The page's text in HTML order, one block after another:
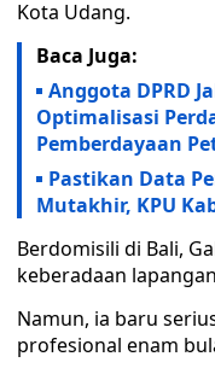
Kota Udang.
Baca Juga:
Anggota DPRD
Optimalisasi
Pemberdayaan
Pastikan Data
Mutakhir, KPU
Berdomisili di Bali,
keberadaan
Namun, ia baru
profesional enam